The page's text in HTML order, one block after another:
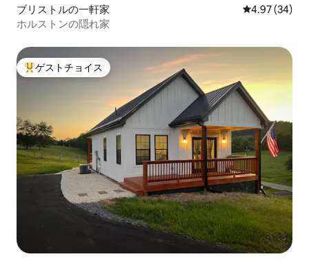
ブリストルの一軒家 レビュー34
4.97 (34)
ホルストンの隠れ家
大好評のゲストチョイスです。
ゲストチョイス